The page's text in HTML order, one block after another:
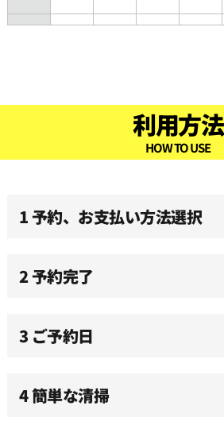
11:00
11:30
12:00
利用方法
HOW TO USE
1 予約、お支払い方法選択
2 予約完了
3 ご予約日
4 簡単な清掃